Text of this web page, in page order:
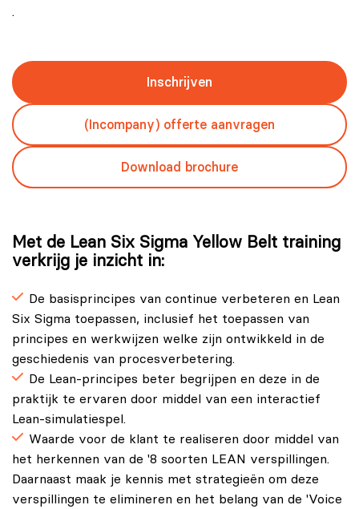
.
Inschrijven
(Incompany) offerte aanvragen
Download brochure
Met de Lean Six Sigma Yellow Belt training
verkrijg je inzicht in:
De basisprincipes van continue verbeteren en Lean
Six Sigma toepassen, inclusief het toepassen van
principes en werkwijzen welke zijn ontwikkeld in de
geschiedenis van procesverbetering.
De Lean-principes beter begrijpen en deze in de
praktijk te ervaren door middel van een interactief
Lean-simulatiespel.
Waarde voor de klant te realiseren door middel van
het herkennen van de '8 soorten LEAN verspillingen.
Daarnaast maak je kennis met strategieën om deze
verspillingen te elimineren en het belang van de 'Voice